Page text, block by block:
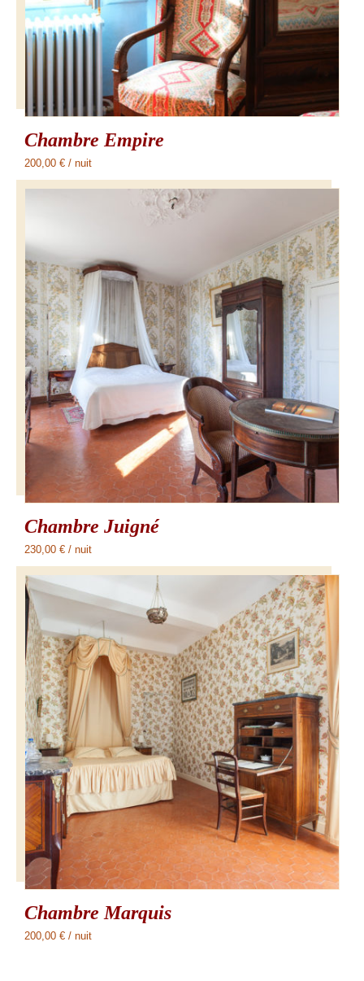
Chambre Empire
200,00 € / nuit
Chambre Juigné
230,00 € / nuit
Chambre Marquis
200,00 € / nuit